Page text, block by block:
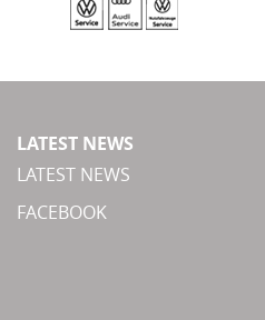
LATEST NEWS
LATEST NEWS
FACEBOOK